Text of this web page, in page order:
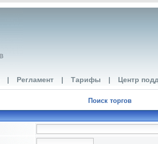
| Регламент | Тарифы | Центр
Поиск торгов